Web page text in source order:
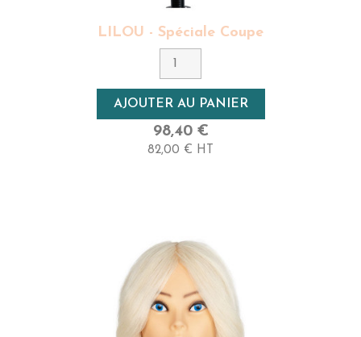
LILOU - Spéciale Coupe
AJOUTER AU PANIER
98,40 €
82,00 € HT